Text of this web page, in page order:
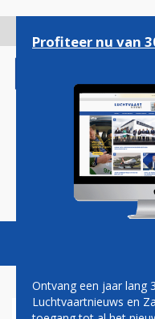
gaan
Magazine
Profiteer nu van
Ontvang een jaar lang
Luchtvaartnieuws en